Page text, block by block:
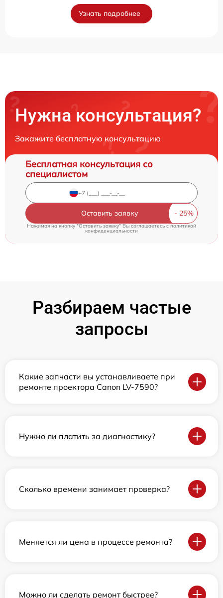
Узнать подробнее
Нужна консультация?
Закажите бесплатную консультацию
Бесплатная консультация со
специалистом
Оставить заявку
Нажимая на кнопку "Оставить заявку" Вы соглашаетесь c политикой
конфиденциальности
Разбираем частые
запросы
Какие запчасти вы устанавливаете при
ремонте проектора Canon LV-7590?
Нужно ли платить за диагностику?
Сколько времени занимает проверка?
Меняется ли цена в процессе ремонта?
Можно ли сделать ремонт быстрее?